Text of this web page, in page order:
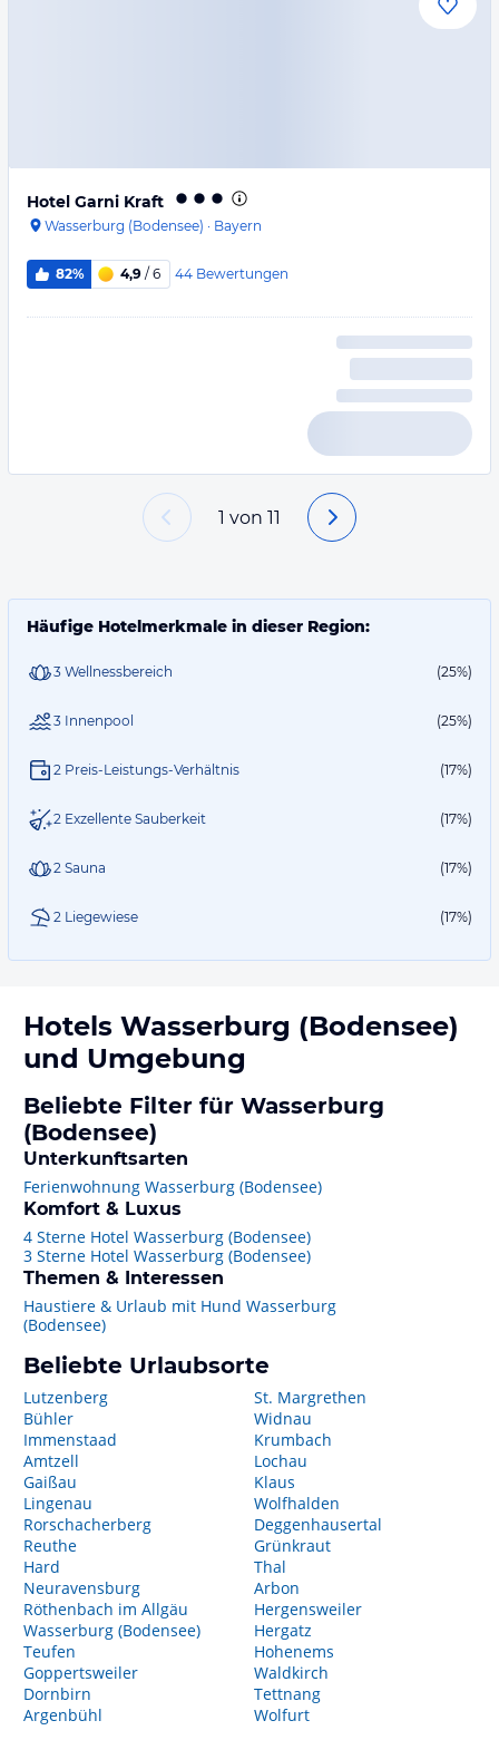
Hotel Garni Kraft
Wasserburg (Bodensee) · Bayern
82% 4,9 / 6 44 Bewertungen
1 von 11
Häufige Hotelmerkmale in dieser Region:
3 Wellnessbereich (25%)
3 Innenpool (25%)
2 Preis-Leistungs-Verhältnis (17%)
2 Exzellente Sauberkeit (17%)
2 Sauna (17%)
2 Liegewiese (17%)
Hotels Wasserburg (Bodensee)
und Umgebung
Beliebte Filter für Wasserburg
(Bodensee)
Unterkunftsarten
Ferienwohnung Wasserburg (Bodensee)
Komfort & Luxus
4 Sterne Hotel Wasserburg (Bodensee)
3 Sterne Hotel Wasserburg (Bodensee)
Themen & Interessen
Haustiere & Urlaub mit Hund Wasserburg
(Bodensee)
Beliebte Urlaubsorte
Lutzenberg
Bühler
Immenstaad
Amtzell
Gaißau
Lingenau
Rorschacherberg
Reuthe
Hard
Neuravensburg
Röthenbach im Allgäu
Wasserburg (Bodensee)
Teufen
Goppertsweiler
Dornbirn
Argenbühl
St. Margrethen
Widnau
Krumbach
Lochau
Klaus
Wolfhalden
Deggenhausertal
Grünkraut
Thal
Arbon
Hergensweiler
Hergatz
Hohenems
Waldkirch
Tettnang
Wolfurt